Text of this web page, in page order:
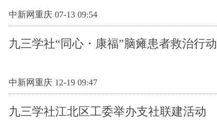
中新网重庆 07-13 09:54
九三学社“同心・康福”脑瘫患者救治行
中新网重庆 12-19 09:47
九三学社江北区工委举办支社联建活动